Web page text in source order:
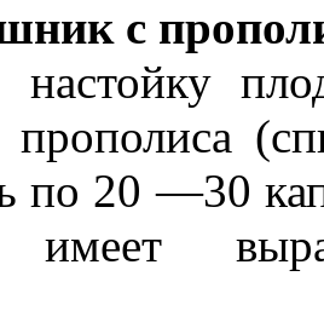
с
настойку
прополиса
по 20 —30
имеет